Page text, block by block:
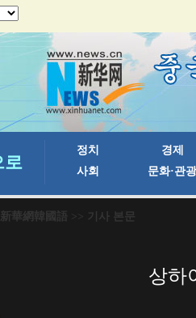
新華網韓國語 >> 기사 본문
상하